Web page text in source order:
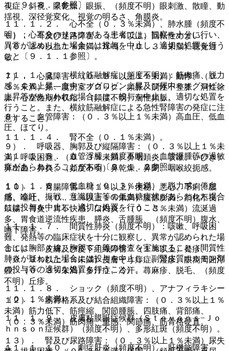
視症、斜視、眼乾燥、眼振、（頻度不明）眼刺激、散瞳、動
揺視、深径覚変化、視覚の明るさ、角膜炎。
６）． 耳及び迷路障害：（１％以上）回転性めまい、
（０．３％以上１％未満）耳鳴、（０．３％未満）聴覚過
敏。
７）． 心臓障害：（０．３％以上１％未満）動悸、（０．
３％未満）第一度房室ブロック、頻脈、洞性不整脈、洞性徐
脈、心室性期外収縮、（頻度不明）洞性頻脈。
８）． 血管障害：（０．３％以上１％未満）高血圧、低血
圧、ほてり。
９）． 呼吸器、胸郭及び縦隔障害：（０．３％以上１％未
満）呼吸困難、（０．３％未満）鼻咽頭炎、咳嗽、いびき、
鼻出血、鼻炎、（頻度不明）鼻乾燥、鼻閉、咽喉絞扼感。
１０）． 胃腸障害：（１％以上）便秘、悪心、下痢、腹
痛、嘔吐、（０．３％以上１％未満）腹部膨満、消化不良、
鼓腸、胃炎、胃不快感、口内炎、（０．３％未満）流涎過
多、胃食道逆流性疾患、膵炎、舌腫脹、（頻度不明）腹水、
嚥下障害。
１１）． 皮膚及び皮下組織障害：（１％以上）発疹、
（０．３％以上１％未満）皮膚そう痒症、湿疹、眼窩周囲浮
腫、（０．３％未満）多汗症、冷汗、蕁麻疹、脱毛、（頻度
不明）丘疹。
１２）． 筋骨格系及び結合組織障害：（０．３％以上１％
未満）筋力低下、筋痙縮、関節腫脹、四肢痛、背部痛、
（０．３％未満）筋肉痛、重感、関節痛、筋骨格硬直。
１３）． 腎及び尿路障害：（０．３％以上１％未満）尿失
１、９．８．２参照〕。
１１．１．２． 心不全（０．３％未満）、肺水腫（頻度不
明）：心不全のリスクがある患者では、観察を十分に行い、
異常が認められた場合には投与を中止し、適切な処置を行う
こと〔９．１．１参照〕。
１１．１．３． 横紋筋融解症（頻度不明）：筋肉痛、脱力
感、ＣＫ上昇、血中ミオグロビン上昇及び尿中ミオグロビン
上昇等があらわれた場合には、投与を中止し、適切な処置を
行うこと。また、横紋筋融解症による急性腎障害の発症に注
意すること。
１１．１．４． 腎不全（０．１％未満）。
１１．１．５． 血管浮腫（頻度不明）：血管浮腫等の過敏
症があらわれることがある〔９．１．２参照〕。
１１．１．６． 低血糖（０．３％未満）：脱力感、倦怠
感、冷汗、振戦、意識障害等の低血糖症状があらわれた場合
には投与を中止し、適切な処置を行うこと。
１１．１．７． 間質性肺炎（頻度不明）：咳嗽、呼吸困
難、発熱等の臨床症状を十分に観察し、異常が認められた場
合には胸部Ｘ線、胸部ＣＴ等の検査を実施すること（間質性
肺炎が疑われた場合には投与を中止し、副腎皮質ホルモン剤
の投与等の適切な処置を行うこと）。
１１．１．８． ショック（頻度不明）、アナフィラキシー
（０．１％未満）。
１１．１．９． 皮膚粘膜眼症候群（Ｓｔｅｖｅｎｓ−Ｊｏ
ｈｎｓｏｎ症候群）（頻度不明）、多形紅斑（頻度不明）。
１１．１．１０． 劇症肝炎（頻度不明）、肝機能障害